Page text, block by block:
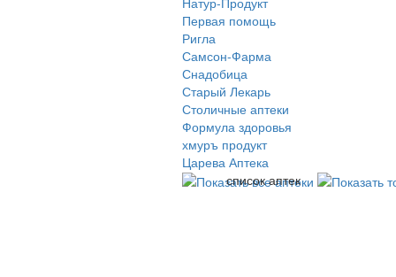
Первая помощь
Ригла
Самсон-Фарма
Снадобица
Старый Лекарь
Столичные аптеки
Формула здоровья
хмуръ продукт
Царева Аптека
список аптек